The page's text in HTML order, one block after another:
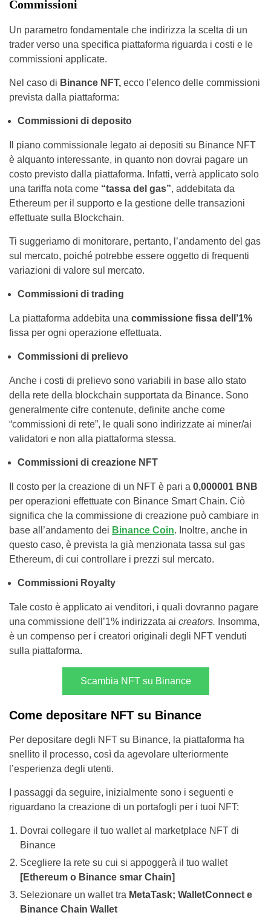
Commissioni
Un parametro fondamentale che indirizza la scelta di un
trader verso una specifica piattaforma riguarda i costi e le
commissioni applicate.
Nel caso di Binance NFT, ecco l’elenco delle commissioni
prevista dalla piattaforma:
Commissioni di deposito
Il piano commissionale legato ai depositi su Binance NFT
è alquanto interessante, in quanto non dovrai pagare un
costo previsto dalla piattaforma. Infatti, verrà applicato solo
una tariffa nota come “tassa del gas”, addebitata da
Ethereum per il supporto e la gestione delle transazioni
effettuate sulla Blockchain.
Ti suggeriamo di monitorare, pertanto, l’andamento del gas
sul mercato, poiché potrebbe essere oggetto di frequenti
variazioni di valore sul mercato.
Commissioni di trading
La piattaforma addebita una commissione fissa dell’1%
fissa per ogni operazione effettuata.
Commissioni di prelievo
Anche i costi di prelievo sono variabili in base allo stato
della rete della blockchain supportata da Binance. Sono
generalmente cifre contenute, definite anche come
“commissioni di rete”, le quali sono indirizzate ai miner/ai
validatori e non alla piattaforma stessa.
Commissioni di creazione NFT
Il costo per la creazione di un NFT è pari a 0,000001 BNB
per operazioni effettuate con Binance Smart Chain. Ciò
significa che la commissione di creazione può cambiare in
base all’andamento dei Binance Coin. Inoltre, anche in
questo caso, è prevista la già menzionata tassa sul gas
Ethereum, di cui controllare i prezzi sul mercato.
Commissioni Royalty
Tale costo è applicato ai venditori, i quali dovranno pagare
una commissione dell’1% indirizzata ai creators. Insomma,
è un compenso per i creatori originali degli NFT venduti
sulla piattaforma.
Scambia NFT su Binance
Come depositare NFT su Binance
Per depositare degli NFT su Binance, la piattaforma ha
snellito il processo, così da agevolare ulteriormente
l’esperienza degli utenti.
I passaggi da seguire, inizialmente sono i seguenti e
riguardano la creazione di un portafogli per i tuoi NFT:
Dovrai collegare il tuo wallet al marketplace NFT di
Binance
Scegliere la rete su cui si appoggerà il tuo wallet
[Ethereum o Binance smar Chain]
Selezionare un wallet tra MetaTask; WalletConnect e
Binance Chain Wallet